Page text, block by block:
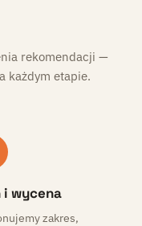
rekomendacji —
każdym etapie.
i wycena
zakres,